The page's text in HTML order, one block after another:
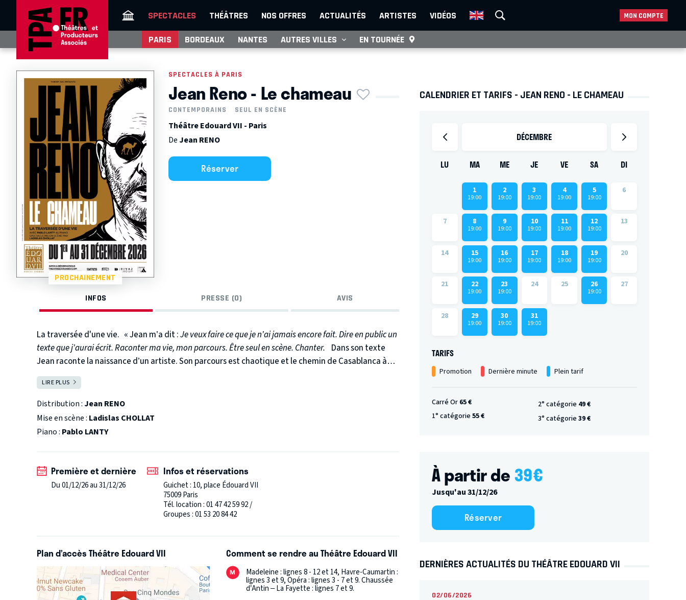
SPECTACLES THÉÂTRES NOS OFFRES ACTUALITÉS ARTISTES VIDÉOS MON COMPTE
PARIS BORDEAUX NANTES AUTRES VILLES EN TOURNÉE
PROCHAINEMENT
SPECTACLES À PARIS
Jean Reno - Le chameau
CONTEMPORAINS SEUL EN SCÈNE
Théâtre Edouard VII - Paris
DeJean RENO
Réserver
INFOS PRESSE (0) AVIS
La traversée d'une vie. « Jean m’a dit :Je veux faire ce que je n’ai jamais encore fait. Dire en public un
texte que j’aurai écrit. Raconter ma vie, mon parcours. Être seul en scène. Chanter. Dans son texte
Jean raconte la naissance d’un artiste. Son parcours est chaotique et le chemin de Casablanca à
Hollywood comporte plusieurs virages serrés et même quelques sorties de routes. Jean parle sans
fard des hauts et des bas de ce métier qui est aussi perturbant dans l’échec que dans la réussite. Il
dit sa difficulté à trouver un équilibre entre sa vie privée et sa vie professionnelle. Jean raconte le
sérieux avec lequel il a toujours envisagé son métier et l’ascèse que lui ont demandé certains rôles.
Il nous parle des rencontres et des phrases qui ont marqué son parcours et qui constituent ces
dessinée en noir et blanc puis en couleur qui servira de décor à ce récit de vie. Ces images comme
les 8 chansons qui rythment le spectacle participeront je l'espère à donner de la poésie à ce
moment privilégié. J’essaye de créer un spectacle qui ressemble à Jean : inclassable, humain et
Ladislas Chollat, metteur en scène.
LIRE PLUS
Distribution :Jean RENO
Mise en scène : Ladislas CHOLLAT
Piano : Pablo LANTY
Première et dernière
Du 01/12/26 au 31/12/26
Infos et réservations
Guichet : 10, place Édouard VII
75009 Paris
Tél. location : 01 47 42 59 92 /
Groupes : 01 53 20 84 42
Plan d’accès Théâtre Edouard VII Comment se rendre au Théâtre Edouard VII
Madeleine : lignes 8 - 12 et 14, Havre-Caumartin :
lignes 3 et 9, Opéra : lignes 3 - 7 et 9. Chaussée
d’Antin – La Fayette : lignes 7 et 9.
CALENDRIER ET TARIFS - JEAN RENO - LE CHAMEAU
DÉCEMBRE
LU MA ME JE VE SA DI
1
19:00
2
19:00
3
19:00
4
19:00
5
19:00
6
7 8
19:00
9
19:00
10
19:00
11
19:00
12
19:00
13
14 15
19:00
16
19:00
17
19:00
18
19:00
19
19:00
20
21 22
19:00
23
19:00
24 25 26
19:00
27
28 29
19:00
30
19:00
31
19:00
TARIFS
Promotion Dernière minute Plein tarif
Carré Or 65 €
1° catégorie 55 €
2° catégorie 49 €
3° catégorie 39 €
À partir de39€
Jusqu'au 31/12/26
Réserver
DERNIÈRES ACTUALITÉS DU THÉÂTRE EDOUARD VII
02/06/2026